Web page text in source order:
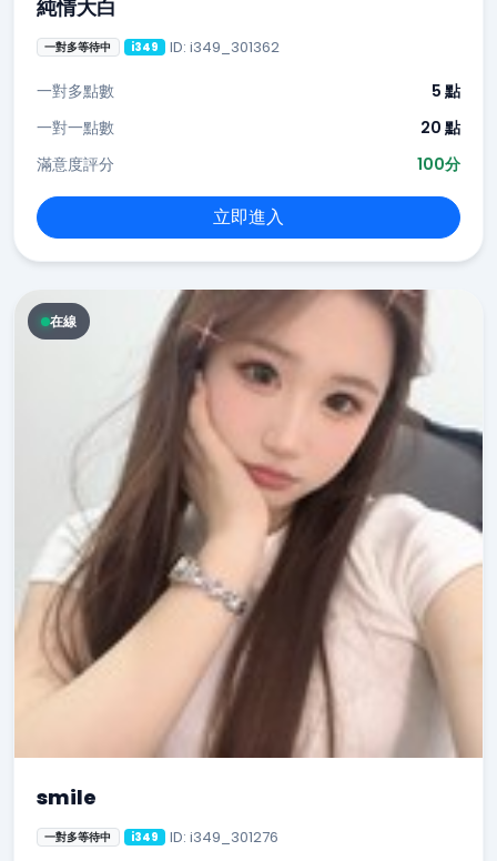
純情大白
一對多等待中 i349 ID: i349_301362
一對多點數
5 點
一對一點數
20 點
滿意度評分
100分
立即進入
在線
smile
一對多等待中 i349 ID: i349_301276